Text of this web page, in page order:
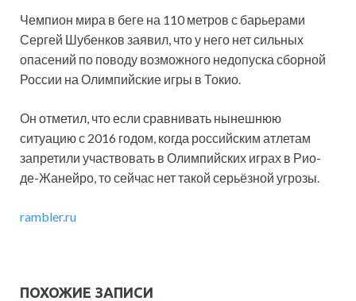
Чемпион мира в беге на 110 метров с барьерами
Сергей Шубенков заявил, что у него нет сильных
опасений по поводу возможного недопуска сборной
России на Олимпийские игры в Токио.
Он отметил, что если сравнивать нынешнюю
ситуацию с 2016 годом, когда российским атлетам
запретили участвовать в Олимпийских играх в Рио-
де-Жанейро, то сейчас нет такой серьёзной угрозы.
rambler.ru
ПОХОЖИЕ ЗАПИСИ